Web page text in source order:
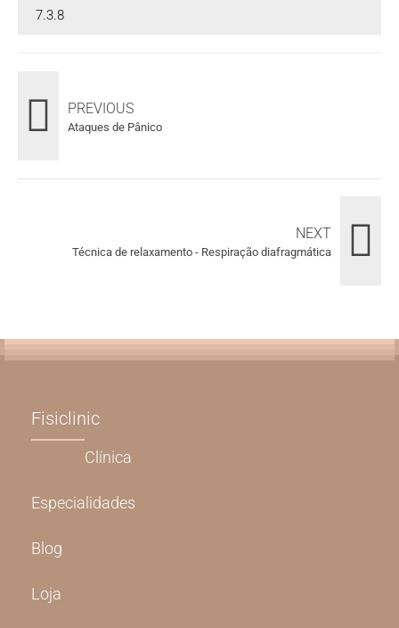
PREVIOUS
Ataques de Pânico
NEXT
Técnica de relaxamento - Respiração diafragmática
Fisiclinic
Clínica
Especialidades
Blog
Loja